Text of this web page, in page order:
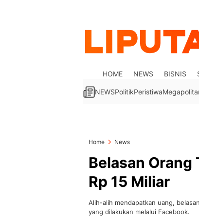
HOME NEWS BISNIS
NEWSPolitikPeristiwa
Home News
Belasan
Rp 15 Miliar
Alih-alih mendapatkan uang,
yang dilakukan melalui Facebook.